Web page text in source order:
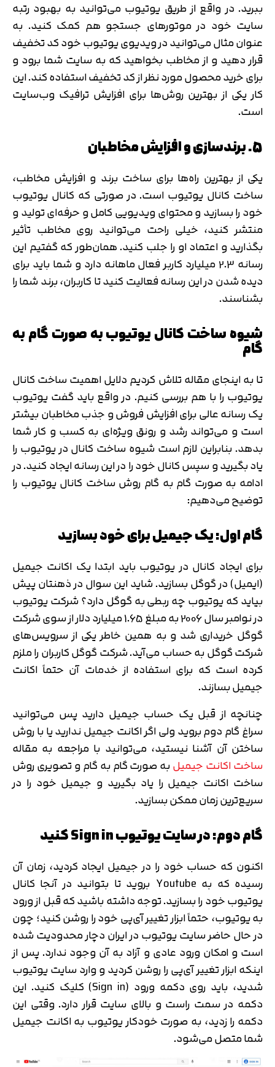
ببرید. در واقع از طریق یوتیوب می‌توانید به بهبود رتبه
سایت خود در موتورهای جستجو هم کمک کنید. به
عنوان مثال می‌توانید در ویدیوی یوتیوب خود کد تخفیف
قرار دهید و از مخاطب بخواهید که به سایت شما برود و
برای خرید محصول مورد نظر از کد تخفیف استفاده کند. این
کار یکی از بهترین روش‌ها برای افزایش ترافیک وب‌سایت
است.
5. برندسازی و افزایش مخاطبان
یکی از بهترین راه‌ها برای ساخت برند و افزایش مخاطب،
ساخت کانال یوتیوب است. در صورتی که کانال یوتیوب
خود را بسازید و محتوای ویدیویی کامل و حرفه‌ای تولید و
منتشر کنید، خیلی راحت می‌توانید روی مخاطب تأثیر
بگذارید و اعتماد او را جلب کنید. همان‌طور که گفتیم این
رسانه 2.3 میلیارد کاربر فعال ماهانه دارد و شما باید برای
دیده شدن در این رسانه فعالیت کنید تا کاربران، برند شما را
بشناسند.
شیوه ساخت کانال یوتیوب به صورت گام به
گام
تا به اینجای مقاله تلاش کردیم دلایل اهمیت ساخت کانال
یوتیوب را با هم بررسی کنیم. در واقع باید گفت یوتیوب
یک رسانه عالی برای افزایش فروش و جذب مخاطبان بیشتر
است و می‌تواند رشد و رونق ویژه‌ای به کسب و کار شما
بدهد. بنابراین لازم است شیوه ساخت کانال در یوتیوب را
یاد بگیرید و سپس کانال خود را در این رسانه ایجاد کنید. در
ادامه به صورت گام به گام روش ساخت کانال یوتیوب را
توضیح می‌دهیم:
گام اول: یک جیمیل برای خود بسازید
برای ایجاد کانال در یوتیوب باید ابتدا یک اکانت جیمیل
(ایمیل) در گوگل بسازید. شاید این سوال در ذهنتان پیش
بیاید که یوتیوب چه ربطی به گوگل دارد؟ شرکت یوتیوب
در نوامبر سال 2006 به مبلغ 1.65 میلیارد دلار از سوی شرکت
گوگل خریداری شد و به همین خاطر یکی از سرویس‌های
شرکت گوگل به حساب می‌آید. شرکت گوگل کاربران را ملزم
کرده است که برای استفاده از خدمات آن حتماً اکانت
جیمیل بسازند.
چنانچه از قبل یک حساب جیمیل دارید پس می‌توانید
سراغ گام دوم بروید ولی اگر اکانت جیمیل ندارید یا با روش
ساختن آن آشنا نیستید، می‌توانید با مراجعه به مقاله
ساخت اکانت جیمیلبه صورت گام به گام و تصویری روش
ساخت اکانت جیمیل را یاد بگیرید و جیمیل خود را در
سریع‌ترین زمان ممکن بسازید.
گام دوم: در سایت یوتیوب Sign in کنید
اکنون که حساب خود را در جیمیل ایجاد کردید، زمان آن
رسیده که به Youtube بروید تا بتوانید در آنجا کانال
یوتیوب خود را بسازید. توجه داشته باشید که قبل از ورود
به یوتیوب، حتماً ابزار تغییر آی‌پی خود را روشن کنید؛ چون
در حال حاضر سایت یوتیوب در ایران دچار محدودیت شده
است و امکان ورود عادی و آزاد به آن وجود ندارد. پس از
اینکه ابزار تغییر آی‌پی را روشن کردید و وارد سایت یوتیوب
شدید، باید روی دکمه ورود (Sign in) کلیک کنید. این
دکمه در سمت راست و بالای سایت قرار دارد. وقتی این
دکمه را زدید، به صورت خودکار یوتیوب به اکانت جیمیل
شما متصل می‌شود.